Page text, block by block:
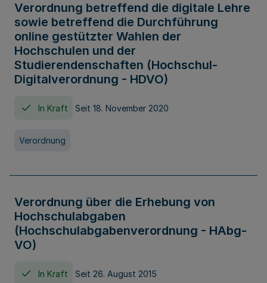
Verordnung betreffend die digitale Lehre
sowie betreffend die Durchführung
online gestützter Wahlen der
Hochschulen und der
Studierendenschaften (Hochschul-
Digitalverordnung - HDVO)
In Kraft Seit 18. November 2020
Verordnung
Verordnung über die Erhebung von
Hochschulabgaben
(Hochschulabgabenverordnung - HAbg-
VO)
In Kraft Seit 26. August 2015